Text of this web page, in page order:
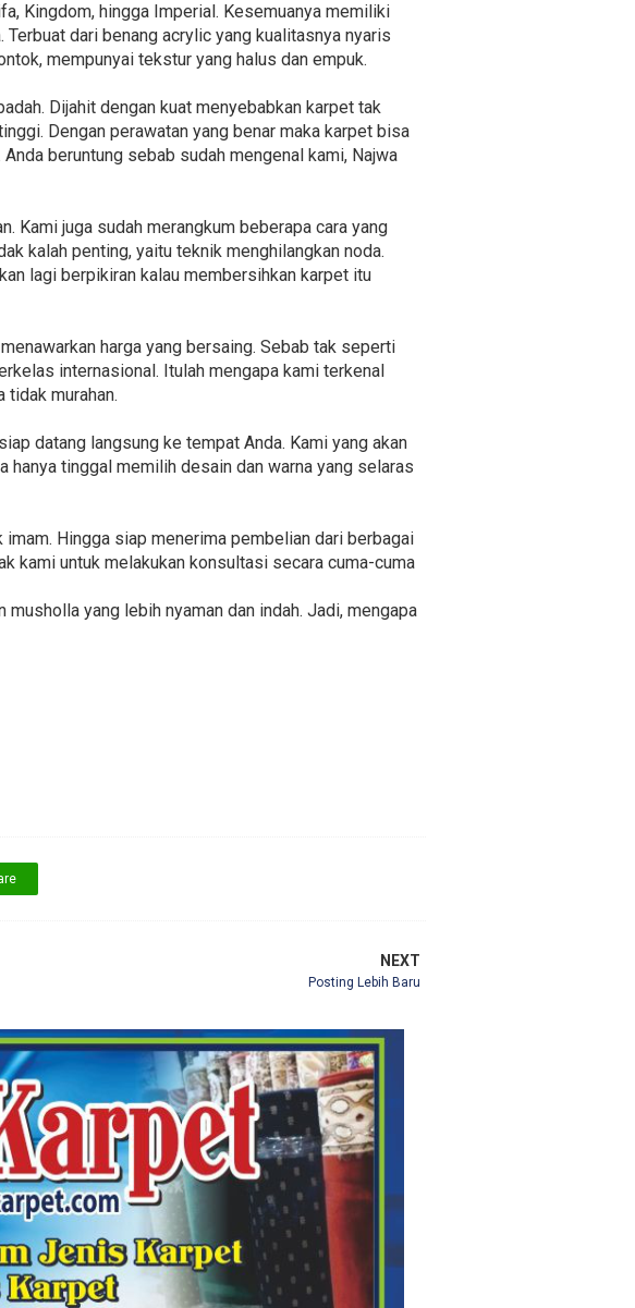
Kingdom, hingga Imperial. Kesemuanya memiliki
dari benang acrylic yang kualitasnya nyaris
mempunyai tekstur yang halus dan empuk.
Dijahit dengan kuat menyebabkan karpet tak
Dengan perawatan yang benar maka karpet bisa
beruntung sebab sudah mengenal kami, Najwa
Kami juga sudah merangkum beberapa cara yang
kalah penting, yaitu teknik menghilangkan noda.
lagi berpikiran kalau membersihkan karpet itu
harga yang bersaing. Sebab tak seperti
internasional. Itulah mengapa kami terkenal
murahan.
datang langsung ke tempat Anda. Kami yang akan
hanya tinggal memilih desain dan warna yang selaras
Hingga siap menerima pembelian dari berbagai
kami untuk melakukan konsultasi secara cuma-cuma
yang lebih nyaman dan indah. Jadi, mengapa
NEXT
Posting Lebih Baru